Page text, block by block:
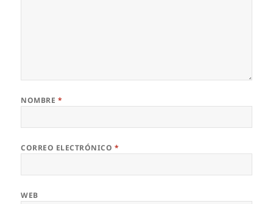
NOMBRE *
CORREO ELECTRÓNICO *
WEB